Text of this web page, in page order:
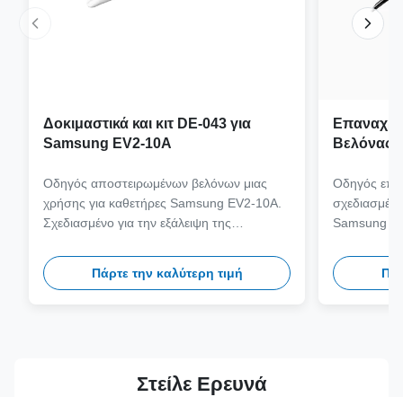
Δοκιμαστικά και κιτ DE-043 για
Samsung EV2-10A
Οδηγός αποστειρωμένων βελόνων μιας
χρήσης για καθετήρες Samsung EV2-10A.
Σχεδιασμένο για την εξάλειψη της
εξορθολογισμό των κλινικών ροών
εργασίας με συμβατότητα βελόνας
Πάρτε την καλύτερη τιμή
Βελόνας
Probe
Οδηγός
Samsung
316L, που
Στείλε Ερευνά